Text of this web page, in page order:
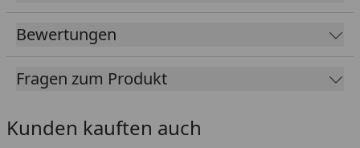
Eingangsbereich
Tipp: Unter folgendem
Kaufberater, der Ihnen erklärt, welches Zubehör
für Ihren Gartenhauskauf erforderlich ist und
welches Zubehör Sie optional wählen können.
Bewertungen
Fragen zum Produkt
Kunden kauften auch